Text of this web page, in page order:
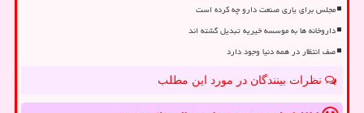
مجلس برای یاری صنعت دارو چه کرده است
داروخانه ها به موسسه خیریه تبدیل گشته اند
صف انتظار در همه دنیا وجود دارد
نظرات بینندگان در مورد این مطلب